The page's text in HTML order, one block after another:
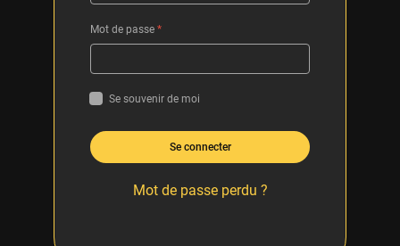
Mot de passe *
Se souvenir de moi
Se connecter
Mot de passe perdu ?